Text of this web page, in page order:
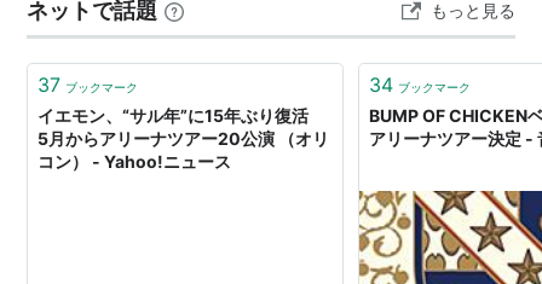
ル事情を整理した。 🎤 ツアー概要 ツアー名：TATS…
ネットで話題 もっと見る
37 ブックマーク
イエモン、“サル年”に15年ぶり復活
5月からアリーナツアー20公演 （オリ
コン） - Yahoo!ニュース
34 ブックマーク
BUMP OF CHICKEN
アリーナツアー決定 -